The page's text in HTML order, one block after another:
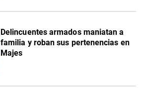
Delincuentes armados maniatan a
familia y roban sus pertenencias en
Majes